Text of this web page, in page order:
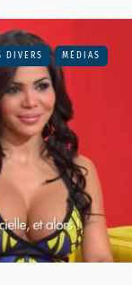
DIVERS MÉDIAS